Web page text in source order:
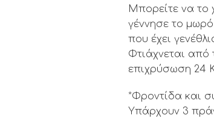
Μπορείτε να το
γέννησε το μωρό
που έχει
Φτιάχνεται από
επιχρύσωση 24
*Φροντίδα και
Υπάρχουν 3